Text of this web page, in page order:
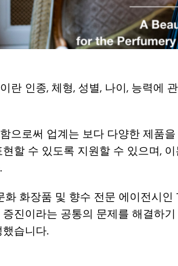
란 인종, 체형, 성별, 나이, 능력에
으로써 업계는 보다 다양한 제품
할 수 있도록 지원할 수 있으며,
화장품 및 향수 전문 에이전시
진이라는 공통의 문제를 해결하
습니다.